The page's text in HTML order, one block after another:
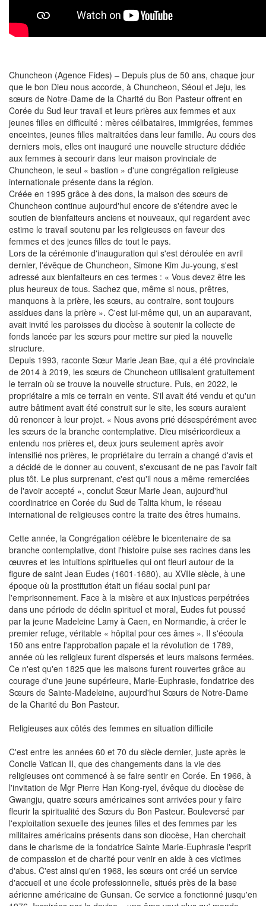
Chuncheon (Agence Fides) – Depuis plus de 50 ans, chaque jour
que le bon Dieu nous accorde, à Chuncheon, Séoul et Jeju, les
sœurs de Notre-Dame de la Charité du Bon Pasteur offrent en
Corée du Sud leur travail et leurs prières aux femmes et aux
jeunes filles en difficulté : mères célibataires, immigrées, femmes
enceintes, jeunes filles maltraitées dans leur famille. Au cours des
derniers mois, elles ont inauguré une nouvelle structure dédiée
aux femmes à secourir dans leur maison provinciale de
Chuncheon, le seul « bastion » d'une congrégation religieuse
internationale présente dans la région.
Créée en 1995 grâce à des dons, la maison des sœurs de
Chuncheon continue aujourd'hui encore de s'étendre avec le
soutien de bienfaiteurs anciens et nouveaux, qui regardent avec
estime le travail soutenu par les religieuses en faveur des
femmes et des jeunes filles de tout le pays.
Lors de la cérémonie d'inauguration qui s'est déroulée en avril
dernier, l'évêque de Chuncheon, Simone Kim Ju-young, s'est
adressé aux bienfaiteurs en ces termes : « Vous devez être les
plus heureux de tous. Sachez que, même si nous, prêtres,
manquons à la prière, les sœurs, au contraire, sont toujours
assidues dans la prière ». C'est lui-même qui, un an auparavant,
avait invité les paroisses du diocèse à soutenir la collecte de
fonds lancée par les sœurs pour mettre sur pied la nouvelle
structure.
Depuis 1993, raconte Sœur Marie Jean Bae, qui a été provinciale
de 2014 à 2019, les sœurs de Chuncheon utilisaient gratuitement
le terrain où se trouve la nouvelle structure. Puis, en 2022, le
propriétaire a mis ce terrain en vente. S'il avait été vendu et qu'un
autre bâtiment avait été construit sur le site, les sœurs auraient
dû renoncer à leur projet. « Nous avons prié désespérément avec
les sœurs de la branche contemplative. Dieu miséricordieux a
entendu nos prières et, deux jours seulement après avoir
intensifié nos prières, le propriétaire du terrain a changé d'avis et
a décidé de le donner au couvent, s'excusant de ne pas l'avoir fait
plus tôt. Le plus surprenant, c'est qu'il nous a même remerciées
de l'avoir accepté », conclut Sœur Marie Jean, aujourd'hui
coordinatrice en Corée du Sud de Talita khum, le réseau
international de religieuses contre la traite des êtres humains.
Cette année, la Congrégation célèbre le bicentenaire de sa
branche contemplative, dont l'histoire puise ses racines dans les
œuvres et les intuitions spirituelles qui ont fleuri autour de la
figure de saint Jean Eudes (1601-1680), au XVIIe siècle, à une
époque où la prostitution était un fléau social puni par
l'emprisonnement. Face à la misère et aux injustices perpétrées
dans une période de déclin spirituel et moral, Eudes fut poussé
par la jeune Madeleine Lamy à Caen, en Normandie, à créer le
premier refuge, véritable « hôpital pour ces âmes ». Il s'écoula
150 ans entre l'approbation papale et la révolution de 1789,
année où les religieux furent dispersés et leurs maisons fermées.
Ce n'est qu'en 1825 que les maisons furent rouvertes grâce au
courage d'une jeune supérieure, Marie-Euphrasie, fondatrice des
Sœurs de Sainte-Madeleine, aujourd'hui Sœurs de Notre-Dame
de la Charité du Bon Pasteur.
Religieuses aux côtés des femmes en situation difficile
C'est entre les années 60 et 70 du siècle dernier, juste après le
Concile Vatican II, que des changements dans la vie des
religieuses ont commencé à se faire sentir en Corée. En 1966, à
l'invitation de Mgr Pierre Han Kong-ryel, évêque du diocèse de
Gwangju, quatre sœurs américaines sont arrivées pour y faire
fleurir la spiritualité des Sœurs du Bon Pasteur. Bouleversé par
l'exploitation sexuelle des jeunes filles et des femmes par les
militaires américains présents dans son diocèse, Han cherchait
dans le charisme de la fondatrice Sainte Marie-Euphrasie l'esprit
de compassion et de charité pour venir en aide à ces victimes
d'abus. C'est ainsi qu'en 1968, les sœurs ont créé un service
d'accueil et une école professionnelle, situés près de la base
aérienne américaine de Gunsan. Ce service a fonctionné jusqu'en